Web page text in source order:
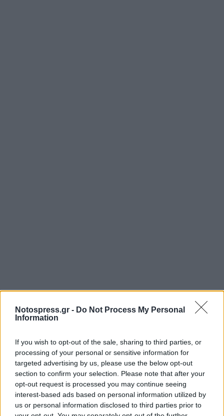
Notospress.gr - Do Not Process My Personal
Information
If you wish to opt-out of the sale, sharing to third parties, or
processing of your personal or sensitive information for
targeted advertising by us, please use the below opt-out
section to confirm your selection. Please note that after your
opt-out request is processed you may continue seeing
interest-based ads based on personal information utilized by
us or personal information disclosed to third parties prior to